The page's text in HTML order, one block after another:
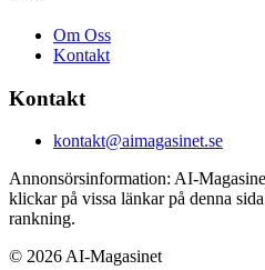
Om Oss
Kontakt
Kontakt
kontakt@aimagasinet.se
Annonsörsinformation: AI-
klickar på vissa länkar på denna
rankning.
© 2026 AI-Magasinet